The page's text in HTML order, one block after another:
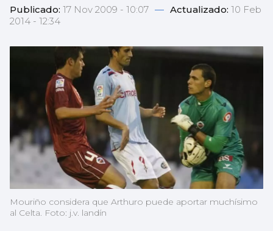
Publicado: 17 Nov 2009 - 10:07 — Actualizado: 10 Feb
2014 - 12:34
Mouriño considera que Arthuro puede aportar muchísimo
al Celta. Foto: j.v. landín